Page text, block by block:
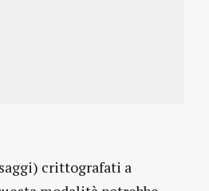
crittografati a